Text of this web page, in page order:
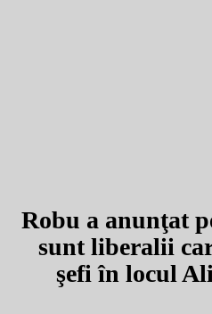
Robu a anunţat
sunt liberalii
şefi în locul